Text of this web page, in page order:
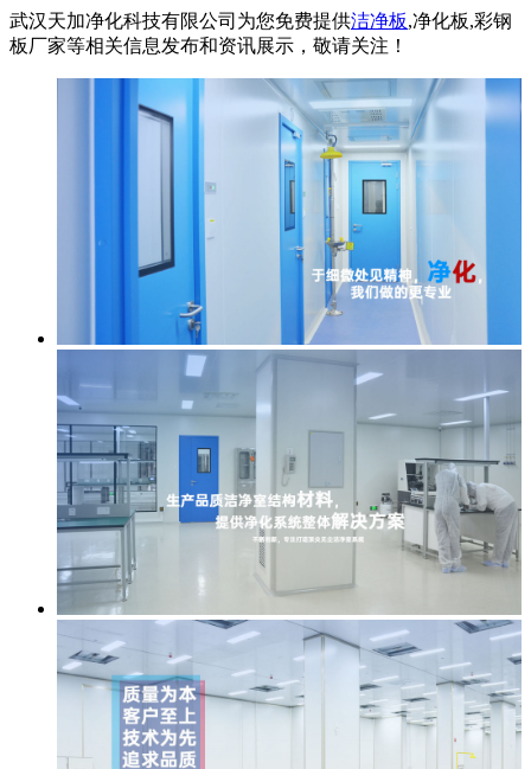
武汉天加净化科技有限公司为您免费提供洁净板,净化板,彩钢
板厂家等相关信息发布和资讯展示，敬请关注！